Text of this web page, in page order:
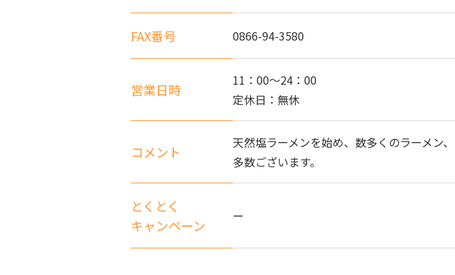
FAX番号 0866-94-3580
営業日時
11：00～24：00
定休日：無休
コメント
天然塩ラーメンを始め、数多くのラーメン
多数ございます。
とくとく
キャンペーン
ー